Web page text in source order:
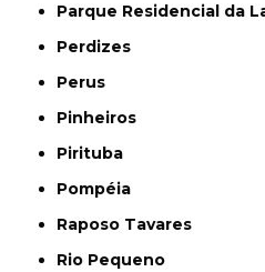
Parque Residencial da
Perdizes
Perus
Pinheiros
Pirituba
Pompéia
Raposo Tavares
Rio Pequeno